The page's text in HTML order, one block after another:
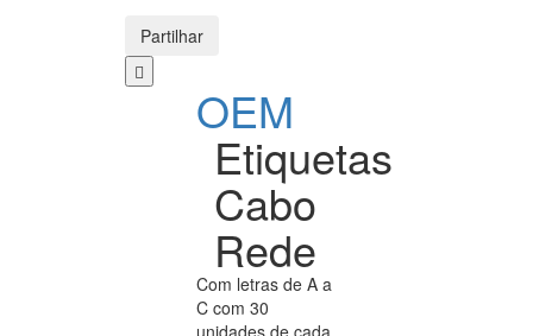
Partilhar
OEM
Etiquetas
Cabo
Rede
Com letras de A a
C com 30